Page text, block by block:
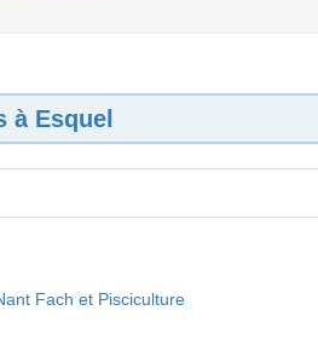
à Esquel
Fach et Pisciculture